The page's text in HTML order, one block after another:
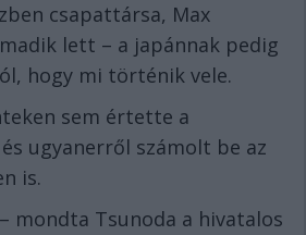
csapattársa, Max
lett – a japánnak pedig
hogy mi történik vele.
sem értette a
ugyanerről számolt be az
is.
– mondta Tsunoda a hivatalos